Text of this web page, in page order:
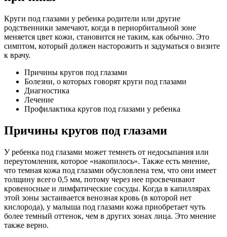
Круги под глазами у ребенка родители или другие
родственники замечают, когда в периорбитальной зоне
меняется цвет кожи, становится не таким, как обычно. Это
симптом, который должен насторожить и задуматься о визите
к врачу.
Причины кругов под глазами
Болезни, о которых говорят круги под глазами
Диагностика
Лечение
Профилактика кругов под глазами у ребенка
Причины кругов под глазами
У ребенка под глазами может темнеть от недосыпания или
переутомления, которое «накопилось». Также есть мнение,
что темная кожа под глазами обусловлена тем, что они имеет
толщину всего 0,5 мм, потому через нее просвечивают
кровеносные и лимфатические сосуды. Когда в капиллярах
этой зоны застаивается венозная кровь (в которой нет
кислорода), у малыша под глазами кожа приобретает чуть
более темный оттенок, чем в других зонах лица. Это мнение
также верно.